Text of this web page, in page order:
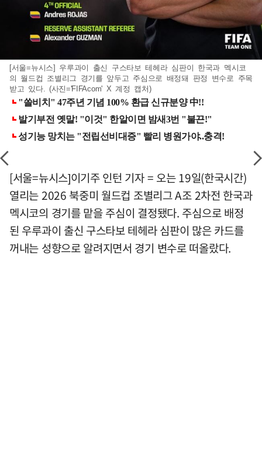
[서울=뉴시스] 우루과이 출신 구스타보 테헤라 심판이 한국과 멕시코
의 월드컵 조별리그 경기를 앞두고 주심으로 배정돼 판정 변수로 주목
받고 있다. (사진='FIFAcom' X 계정 캡처)
[서울=뉴시스]이기주 인턴 기자 = 오는 19일(한국시간)
열리는 2026 북중미 월드컵 조별리그 A조 2차전 한국과
멕시코의 경기를 맡을 주심이 결정됐다. 주심으로 배정
된 우루과이 출신 구스타보 테헤라 심판이 많은 카드를
꺼내는 성향으로 알려지면서 경기 변수로 떠올랐다.